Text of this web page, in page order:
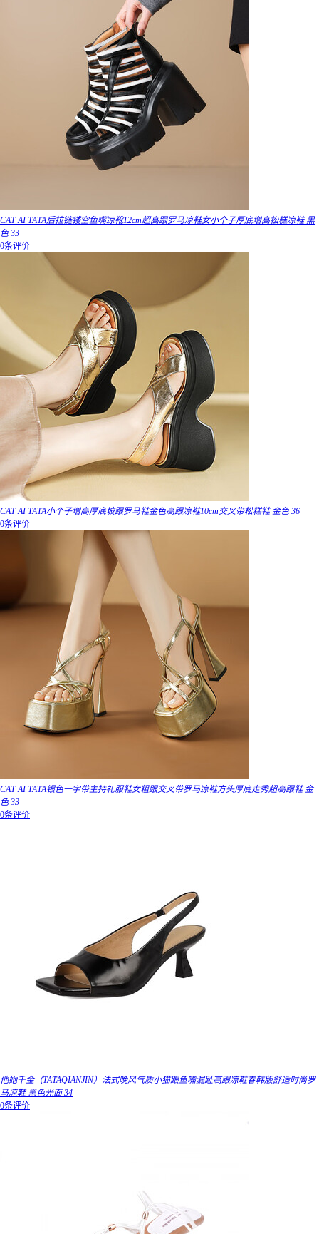
CAT AI TATA后拉链镂空鱼嘴凉靴12cm超高跟罗马凉鞋女小个子厚底增高松糕凉鞋 黑
色 33
0条评价
CAT AI TATA小个子增高厚底坡跟罗马鞋金色高跟凉鞋10cm交叉带松糕鞋 金色 36
0条评价
CAT AI TATA银色一字带主持礼服鞋女粗跟交叉带罗马凉鞋方头厚底走秀超高跟鞋 金
色 33
0条评价
他她千金（TATAQIANJIN）法式晚风气质小猫跟鱼嘴漏趾高跟凉鞋春韩版舒适时尚罗
马凉鞋 黑色光面 34
0条评价